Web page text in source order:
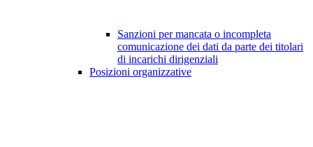
Sanzioni per mancata o incompleta
comunicazione dei dati da parte dei titolari
di incarichi dirigenziali
Posizioni organizzative